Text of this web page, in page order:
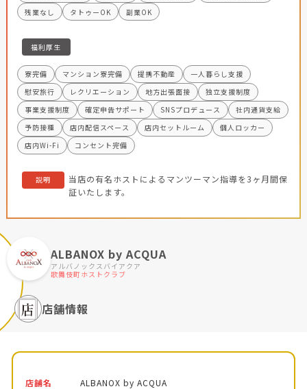
残業なし
タトゥーOK 副業OK
福利厚生
寮完備 マンション寮完備 提携不動産
一人暮らし支援
慰安旅行
レクリエーション 地方出張面接
独立支援制度
事業支援制度
確定申告サポート SNSプロデュース
社内通貨支給
予防接種
店内配信スペース 店内セットルーム
個人ロッカー
店内Wi-Fi
コンセント完備
説明
当店の有名ホストによるマンツーマン指導を3ヶ月間保
証いたします。
ALBANOX by ACQUA
アルバノックスバイアクア
歌舞伎町ホストクラブ
店舗情報
店舗名 ALBANOX by ACQUA